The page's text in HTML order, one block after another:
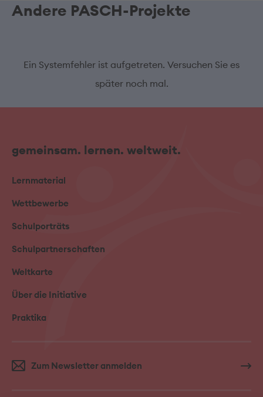
Andere PASCH-Projekte
Ein Systemfehler ist aufgetreten. Versuchen Sie es
später noch mal.
gemeinsam. lernen. weltweit.
Lernmaterial
Wettbewerbe
Schulporträts
Schulpartnerschaften
Weltkarte
Über die Initiative
Praktika
Zum Newsletter anmelden